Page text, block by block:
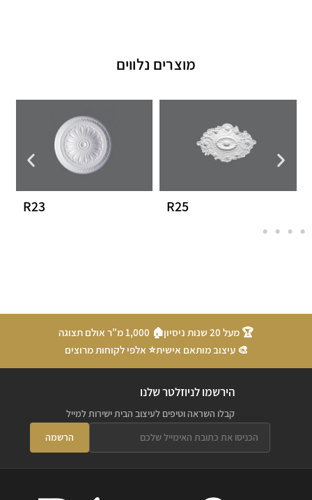
מוצרים נלווים
R25
R23
🏆 מעל 20 שנות ניסיון
🏠 1,000 מ"ר אולם תצוגה
🎨 עיצוב מותאם אישית⭐ אלפי לקוחות מרוצים
הירשמו לניוזלטר שלנו
קבלו השראה וטיפים לעיצוב הבית ישירות למייל
הרשמה